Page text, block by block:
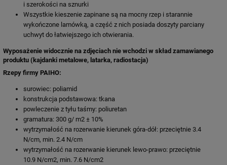
i szerokości na sznurki
Wszystkie kieszenie zapinane są na mocny rzep i starannie
wykończone lamówką, a część z nich posiada doszyty parciany
uchwyt do łatwiejszego ich otwierania.
Wyposażenie widocznie na zdjęciach nie wchodzi w skład zamawianego
produktu (kajdanki metalowe, latarka, radiostacja)
Rzepy firmy PAIHO:
surowiec: poliamid
konstrukcja podstawowa: tkana
powleczenie z tyłu taśmy: poliuretan
gramatura: 300 g/ m2 ± 10%
wytrzymałość na rozerwanie kierunek góra-dół: przeciętnie 3.4
N/cm, min. 2.4 N/cm
wytrzymałość na rozerwanie kierunek lewo-prawo: przeciętnie
10.9 N/cm2, min. 7.6 N/cm2